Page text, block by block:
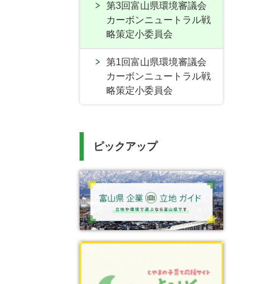
第3回富山県環境審議会
カーボンニュートラル戦
略策定小委員会
第1回富山県環境審議会
カーボンニュートラル戦
略策定小委員会
ピックアップ